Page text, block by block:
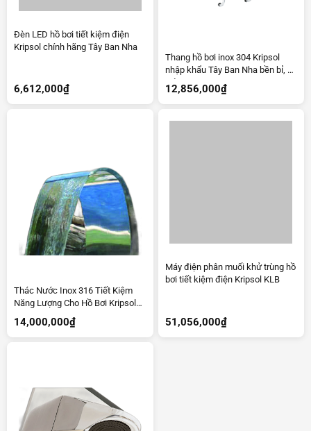
6,612,000₫
Thang hồ bơi inox 304 Kripsol
nhập khẩu Tây Ban Nha bền bỉ, an
toàn
12,856,000₫
Thác Nước Inox 316 Tiết Kiệm
Năng Lượng Cho Hồ Bơi Kripsol
14,000,000₫
Máy điện phân muối khử trùng hồ
bơi tiết kiệm điện Kripsol KLB
51,056,000₫